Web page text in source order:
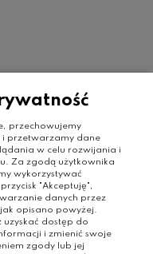
przechowujemy
i przetwarzamy dane
w celu rozwijania i
Za zgodą użytkownika
wykorzystywać
"Akceptuję",
danych przez
opisano powyżej.
uzyskać dostęp do
i zmienić swoje
zgody lub jej